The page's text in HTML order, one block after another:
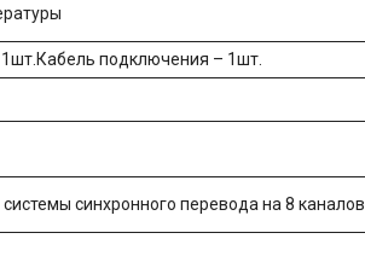
1шт.Кабель подключения – 1шт.
синхронного перевода на 8 каналов